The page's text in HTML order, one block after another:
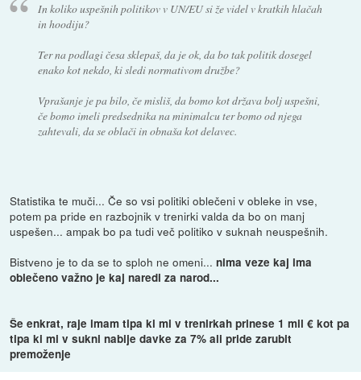
In koliko uspešnih politikov v UN/EU si že videl v kratkih hlačah
in hoodiju?
Ter na podlagi česa sklepaš, da je ok, da bo tak politik dosegel
enako kot nekdo, ki sledi normativom družbe?
Vprašanje je pa bilo, če misliš, da bomo kot država bolj uspešni,
če bomo imeli predsednika na minimalcu ter bomo od njega
zahtevali, da se oblači in obnaša kot delavec.
Statistika te muči... Če so vsi politiki oblečeni v obleke in vse,
potem pa pride en razbojnik v trenirki valda da bo on manj
uspešen... ampak bo pa tudi več politiko v suknah neuspešnih.
Bistveno je to da se to sploh ne omeni...nima veze kaj ima
oblečeno važno je kaj naredi za narod...
Še enkrat, raje imam tipa ki mi v trenirkah prinese 1 mil € kot pa
tipa ki mi v sukni nabije davke za 7% ali pride zarubit
premoženje